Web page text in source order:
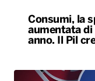
Consumi, la
aumentata di
anno. Il Pil